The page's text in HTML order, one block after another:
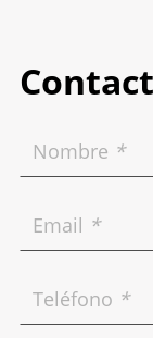
Nombre *
Email *
Teléfono *